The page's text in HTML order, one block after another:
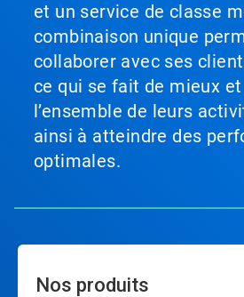
et un service de classe
combinaison unique
collaborer avec ses
ce qui se fait de mieux et
l’ensemble de leurs
ainsi à atteindre des
optimales.
Nos produits